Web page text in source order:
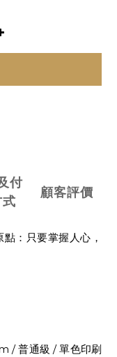
付
顧客評價
：只要掌握人心，
/普通級 /單色印刷